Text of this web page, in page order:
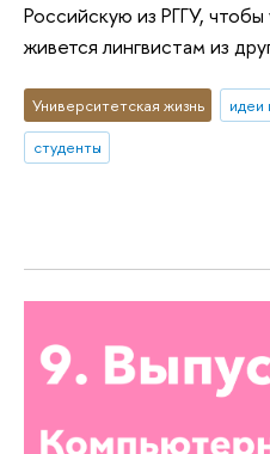
Российскую из РГГУ, чтобы
живется лингвистам из
Университетская жизнь идеи
студенты